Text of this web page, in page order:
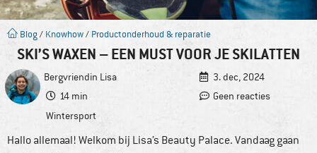
Blog / Knowhow/ Productonderhoud & reparatie
SKI’S WAXEN – EEN MUST VOOR JE SKILATTEN
Bergvriendin Lisa
3. dec, 2024
14 min
Geen reacties
Wintersport
Hallo allemaal! Welkom bij Lisa’s Beauty Palace. Vandaag gaan